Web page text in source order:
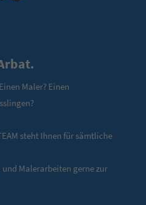
Maler? Einen
steht Ihnen für sämtliche
Malerarbeiten gerne zur